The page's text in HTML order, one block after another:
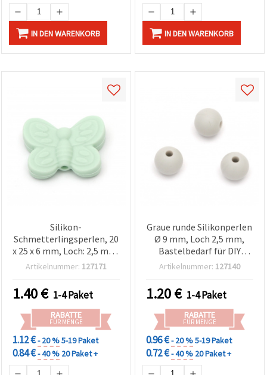
IN DEN WARENKORB IN DEN WARENKORB
Silikon-
Schmetterlingsperlen, 20
x 25 x 6 mm, Loch: 2,5 mm,
Grün – 2 Stück
Artikelnummer: 127171
1.40€ 1-4 Paket
RABATTE
FÜR MENGE
1.12 €- 20 %5-19 Paket
0.84 €- 40 % 20 Paket +
Graue runde Silikonperlen
Ø 9 mm, Loch 2,5 mm,
Bastelbedarf für DIY
Schmuckherstellung – 5
Artikelnummer: 127140
1.20€ 1-4 Paket
RABATTE
FÜR MENGE
0.96 €- 20 %5-19 Paket
0.72 €- 40 % 20 Paket +